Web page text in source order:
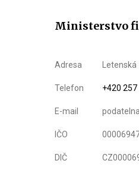
Ministerstvo
Adresa
Telefon +420 257
E-mail
IČO
DIČ